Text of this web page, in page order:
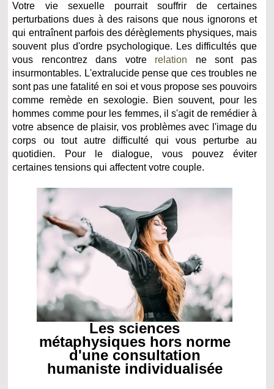
Votre vie sexuelle pourrait souffrir de certaines
perturbations dues à des raisons que nous ignorons et
qui entraînent parfois des dérèglements physiques, mais
souvent plus d'ordre psychologique. Les difficultés que
vous rencontrez dans votre relation ne sont pas
insurmontables. L'extralucide pense que ces troubles ne
sont pas une fatalité en soi et vous propose ses pouvoirs
comme remède en sexologie. Bien souvent, pour les
hommes comme pour les femmes, il s'agit de remédier à
votre absence de plaisir, vos problèmes avec l'image du
corps ou tout autre difficulté qui vous perturbe au
quotidien. Pour le dialogue, vous pouvez éviter
certaines tensions qui affectent votre couple.
Les sciences
métaphysiques hors norme
d'une consultation
humaniste individualisée